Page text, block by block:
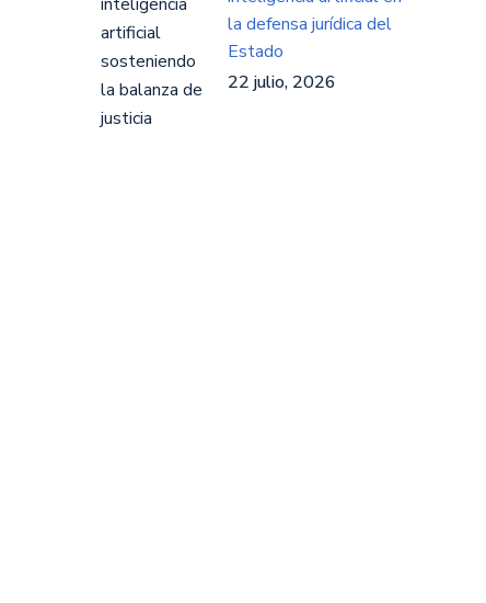
la defensa jurídica del
Estado
22 julio, 2026